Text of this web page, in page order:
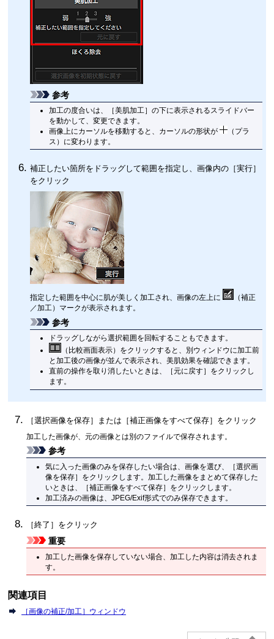
参考
加工の度合いは、［美肌加工 ］の下に表示されるスライドバー
を動かして、変更できます。
画像上にカーソルを移動すると、カーソルの形状が
（プラ
ス）に変わります。
補正したい箇所をドラッグして範囲を指定し、画像内の［実行］
をクリック
指定した範囲を中心に肌が美しく加工され、画像の左上に
（補正
／加工）マークが表示されます。
参考
ドラッグしながら選択範囲を回転することもできます。
（比較画面表示）をクリックすると、別ウィンドウに加工前
と加工後の画像が並んで表示され、美肌効果を確認できます。
直前の操作を取り消したいときは、［元に戻す］をクリックし
ます。
［選択画像を保存］または［補正画像をすべて保存］をクリック
加工した画像が、元の画像とは別のファイルで保存されます。
参考
気に入った画像のみを保存したい場合は、画像を選び、［選択画
像を保存］をクリックします。 加工した画像をまとめて保存した
いときは、［補正画像をすべて保存］をクリックします。
加工済みの画像は、 JPEG/Exif形式でのみ保存できます。
［終了 ］をクリック
重要
加工した画像を保存していない場合、加工した内容は消去されま
す。
関連項目
［画像の補正/加工 ］ウィンドウ